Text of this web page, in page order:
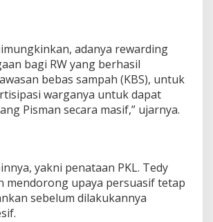
adanya rewarding
bagi RW yang berhasil
bebas sampah (KBS), untuk
warganya untuk dapat
Pisman secara masif,” ujarnya.
yakni penataan PKL. Tedy
mendorong upaya persuasif tetap
sebelum dilakukannya